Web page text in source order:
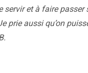
servir et à faire
prie aussi qu’on